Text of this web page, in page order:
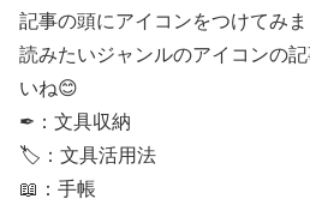
記事の頭にアイコンをつけてみま
読みたいジャンルのアイコンの
いね😊
✒：文具収納
🏷：文具活用法
📖：手帳